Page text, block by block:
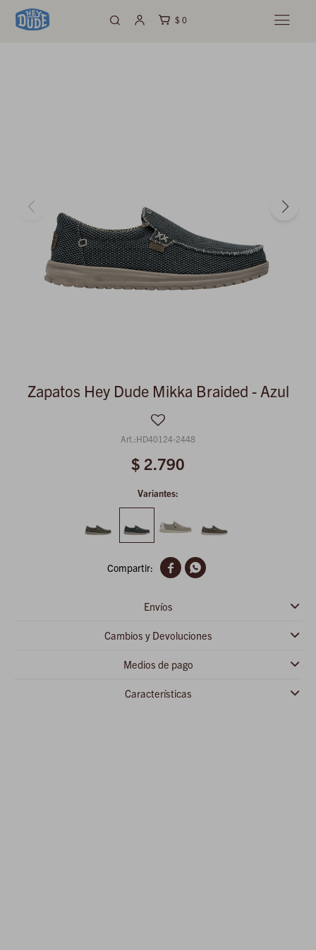
$ 0 
Zapatos Hey Dude Mikka Braided - Azul
HD40124-2448
$ 2.790
Variantes:
 
Envíos
Cambios y Devoluciones
Medios de pago
Características